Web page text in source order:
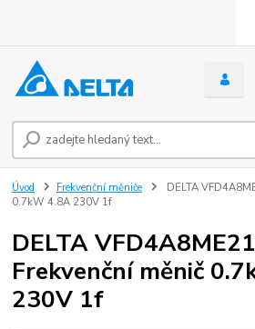
Úvod Frekvenční měniče
DELTA
0.7kW 4.8A 230V 1f
DELTA
Frekvenční měnič
230V 1f